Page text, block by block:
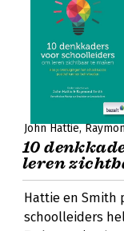
John Hattie
10
leren
Hattie en Smith
schoolleiders